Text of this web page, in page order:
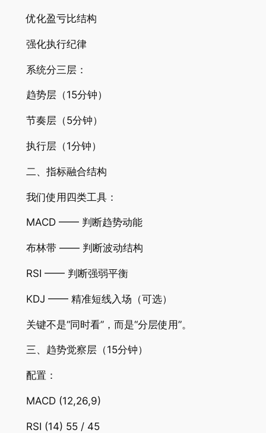
优化盈亏比结构
强化执行纪律
系统分三层：
趋势层（15分钟）
节奏层（5分钟）
执行层（1分钟）
二、指标融合结构
我们使用四类工具：
MACD —— 判断趋势动能
布林带 —— 判断波动结构
RSI —— 判断强弱平衡
KDJ —— 精准短线入场（可选）
关键不是“同时看”，而是“分层使用”。
三、趋势觉察层（15分钟）
配置：
MACD (12,26,9)
RSI (14) 55 / 45